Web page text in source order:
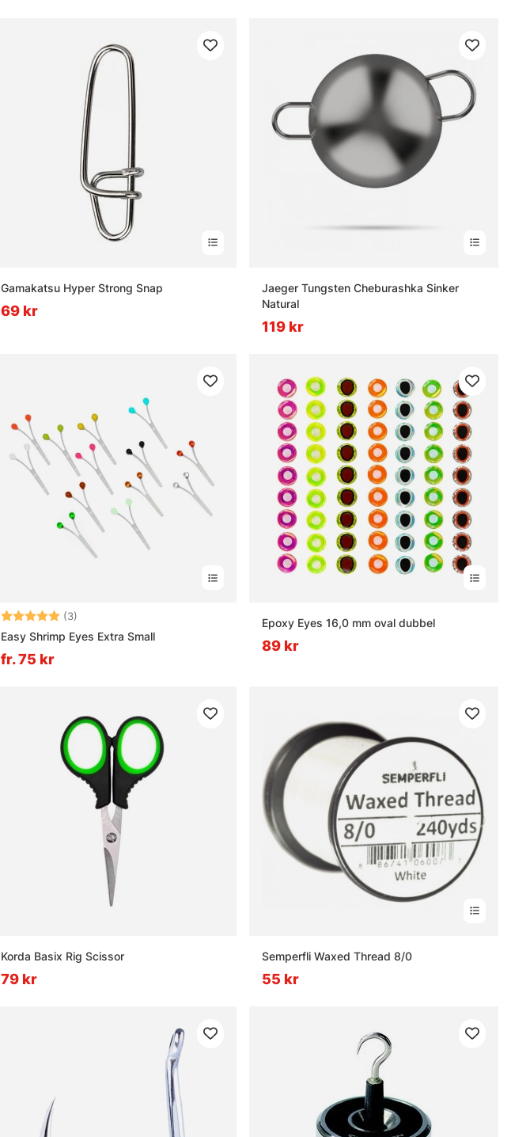
Gamakatsu Hyper Strong Snap
69 kr
Jaeger Tungsten Cheburashka Sinker
Natural
119 kr
Betyg: (3)
Easy Shrimp Eyes Extra Small
fr. 75 kr
Epoxy Eyes 16,0 mm oval dubbel
89 kr
Korda Basix Rig Scissor
79 kr
Semperfli Waxed Thread 8/0
55 kr